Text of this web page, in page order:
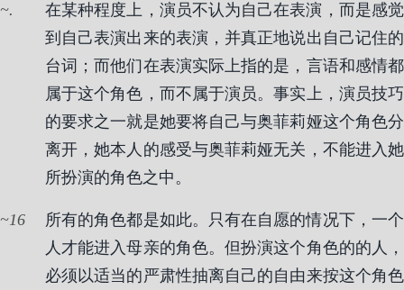
.
在某种程度上，演员不认为自己在表演，而是感觉
到自己表演出来的表演，并真正地说出自己记住的
台词；而他们在表演实际上指的是，言语和感情都
属于这个角色，而不属于演员。事实上，演员技巧
的要求之一就是她要将自己与奥菲莉娅这个角色分
离开，她本人的感受与奥菲莉娅无关，不能进入她
所扮演的角色之中。
16
所有的角色都是如此。只有在自愿的情况下，一个
人才能进入母亲的角色。但扮演这个角色的的人，
必须以适当的严肃性抽离自己的自由来按这个角色